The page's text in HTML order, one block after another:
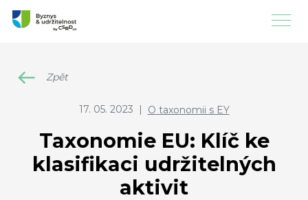
Zpět
17. 05. 2023 | O taxonomii s EY
Taxonomie EU: Klíč ke
klasifikaci udržitelných
aktivit